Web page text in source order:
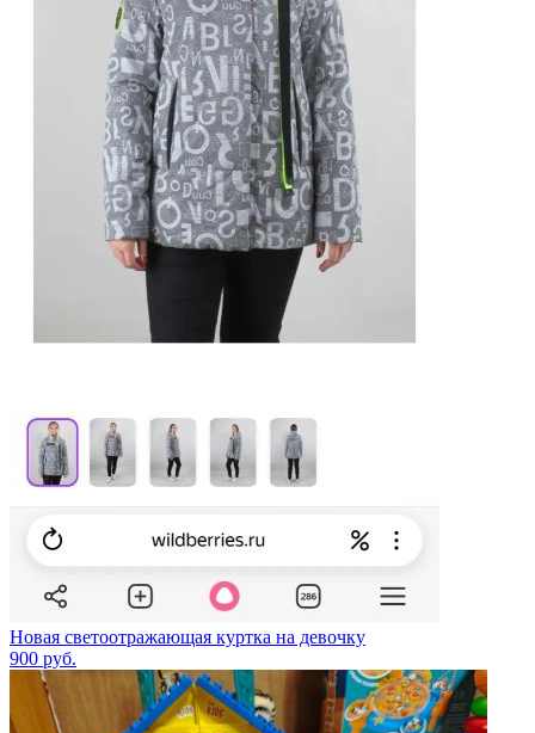
Новая светоотражающая куртка на девочку
900 руб.